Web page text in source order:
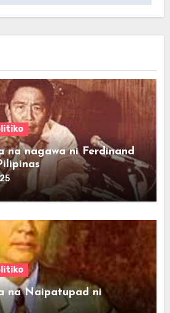
na nagawa ni Ferdinand
na Naipatupad ni